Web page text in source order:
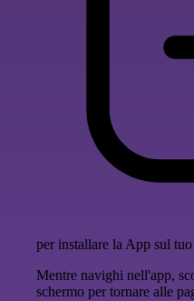
per installare la App sul
Mentre navighi nell'app,
schermo per tornare alle